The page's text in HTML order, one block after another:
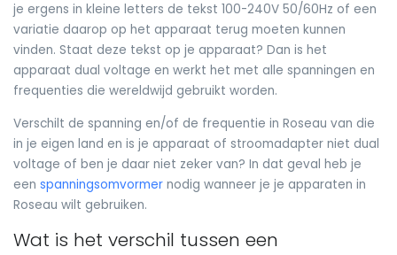
je ergens in kleine letters de tekst 100-240V 50/60Hz of een
variatie daarop op het apparaat terug moeten kunnen
vinden. Staat deze tekst op je apparaat? Dan is het
apparaat dual voltage en werkt het met alle spanningen en
frequenties die wereldwijd gebruikt worden.
Verschilt de spanning en/of de frequentie in Roseau van die
in je eigen land en is je apparaat of stroomadapter niet dual
voltage of ben je daar niet zeker van? In dat geval heb je
een spanningsomvormer nodig wanneer je je apparaten in
Roseau wilt gebruiken.
Wat is het verschil tussen een